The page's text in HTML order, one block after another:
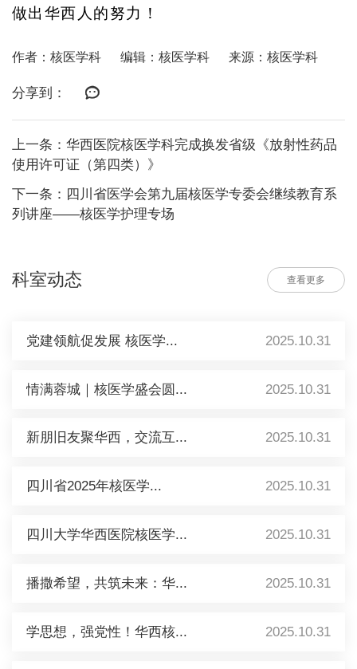
做出华西人的努力！
作者：核医学科 编辑：核医学科 来源：核医学科
分享到：
上一条：华西医院核医学科完成换发省级《放射性药品
使用许可证（第四类）》
下一条：四川省医学会第九届核医学专委会继续教育系
列讲座——核医学护理专场
科室动态 查看更多
党建领航促发展 核医学... 2025.10.31
情满蓉城｜核医学盛会圆... 2025.10.31
新朋旧友聚华西，交流互... 2025.10.31
四川省2025年核医学... 2025.10.31
四川大学华西医院核医学... 2025.10.31
播撒希望，共筑未来：华... 2025.10.31
学思想，强党性！华西核... 2025.10.31